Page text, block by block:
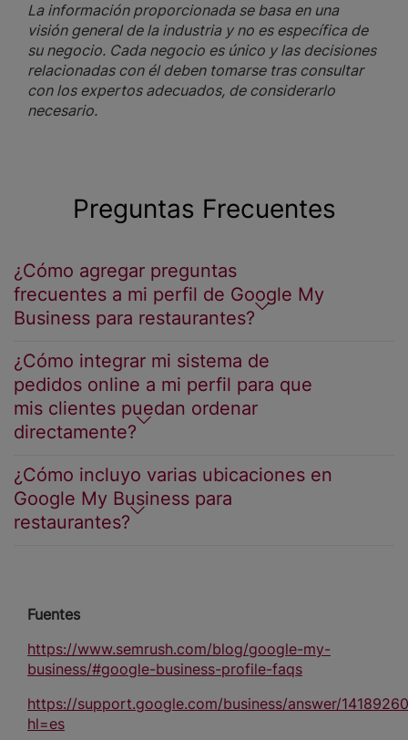
La información proporcionada se basa en una
visión general de la industria y no es específica de
su negocio. Cada negocio es único y las decisiones
relacionadas con él deben tomarse tras consultar
con los expertos adecuados, de considerarlo
necesario.
Preguntas Frecuentes
¿Cómo agregar preguntas
frecuentes a mi perfil de Google My
Business para restaurantes?
¿Cómo integrar mi sistema de
pedidos online a mi perfil para que
mis clientes puedan ordenar
directamente?
¿Cómo incluyo varias ubicaciones en
Google My Business para
restaurantes?
Fuentes
https://www.semrush.com/blog/google-my-
business/#google-business-profile-faqs
https://support.google.com/business/answer/
hl=es